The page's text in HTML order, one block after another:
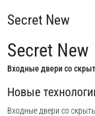
Secret New
Secret New
Входные двери со
Новые
Входные двери со